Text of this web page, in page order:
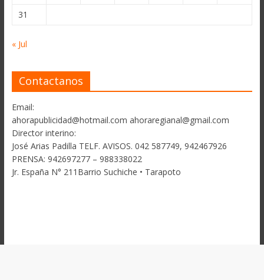
31
« Jul
Contactanos
Email:
ahorapublicidad@hotmail.com ahoraregianal@gmail.com
Director interino:
José Arias Padilla TELF. AVISOS. 042 587749, 942467926
PRENSA: 942697277 – 988338022
Jr. España N° 211Barrio Suchiche • Tarapoto